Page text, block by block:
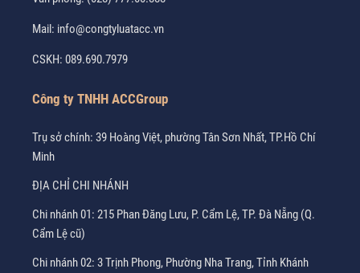
Mail: info@congtyluatacc.vn
CSKH: 089.690.7979
Công ty TNHH ACCGroup
Trụ sở chính: 39 Hoàng Việt, phường Tân Sơn Nhất, TP.Hồ Chí
Minh
ĐỊA CHỈ CHI NHÁNH
Chi nhánh 01: 215 Phan Đăng Lưu, P. Cẩm Lệ, TP. Đà Nẵng (Q.
Cẩm Lệ cũ)
Chi nhánh 02: 3 Trịnh Phong, Phường Nha Trang, Tỉnh Khánh